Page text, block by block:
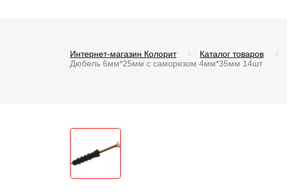
Интернет-магазин Колорит Каталог товаров
Дюбель 6мм*25мм с саморезом 4мм*35мм 14шт